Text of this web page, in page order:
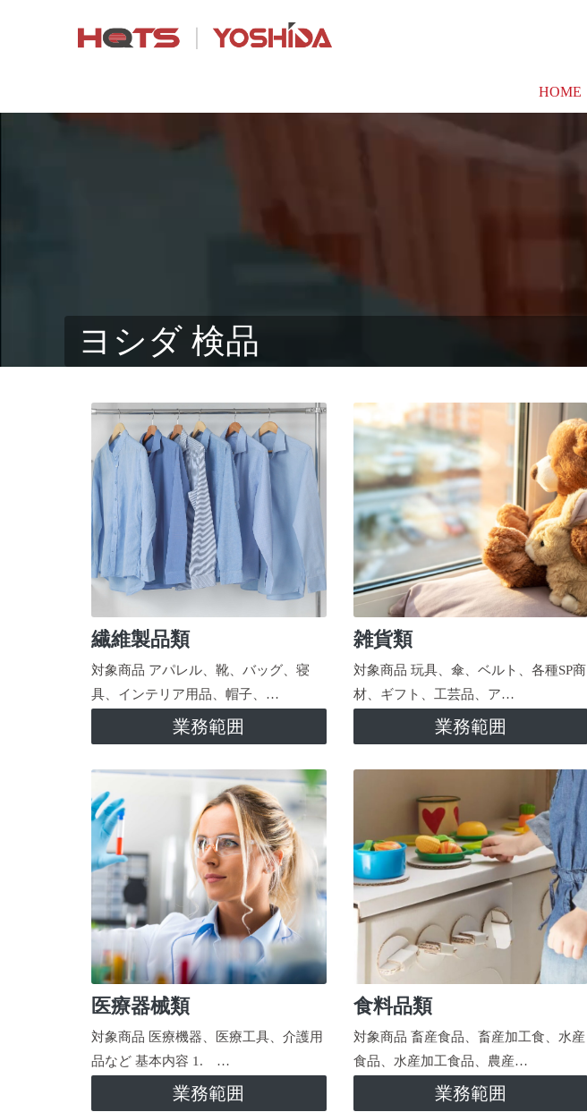
HOME
ヨシダ 検品
繊維製品類
対象商品 アパレル、靴、バッグ、寝
具、インテリア用品、帽子、…
業務範囲
雑貨類
対象商品 玩具、傘、ベルト、各種SP商
材、ギフト、工芸品、ア…
業務範囲
医療器械類
対象商品 医療機器、医療工具、介護用
品など 基本内容 1. …
業務範囲
食料品類
対象商品 畜産食品、畜産加工食、水産
食品、水産加工食品、農産…
業務範囲